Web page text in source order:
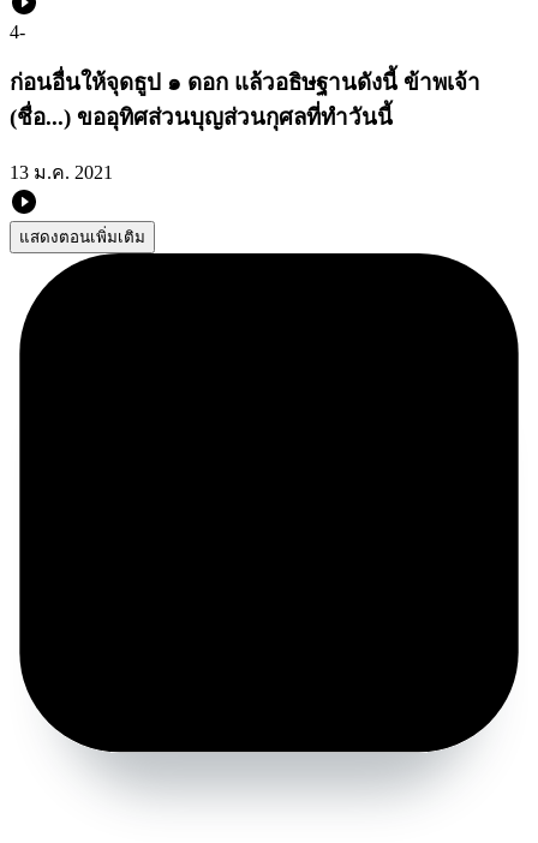
4-
ก่อนอื่นให้จุดธูป ๑ ดอก แล้วอธิษฐานดังนี้ ข้าพเจ้า
(ชื่อ...) ขออุทิศส่วนบุญส่วนกุศลที่ทำวันนี้
13 ม.ค. 2021
แสดงตอนเพิ่มเติม